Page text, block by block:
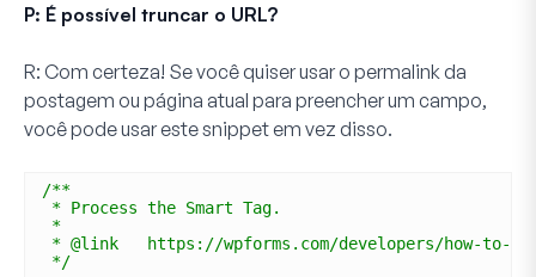
P: É possível truncar o URL?
R: Com certeza! Se você quiser usar o permalink da
postagem ou página atual para preencher um campo,
você pode usar este snippet em vez disso.
/**
* Process the Smart Tag.
*
* @link   https://wpforms.com/developers/how-
*/